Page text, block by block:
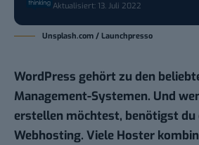
Aktualisiert: 13. Juli 2022
Unsplash.com / Launchpresso
WordPress gehört zu den
Management-Systemen. Und
erstellen möchtest, benötigst du
Webhosting. Viele Hoster